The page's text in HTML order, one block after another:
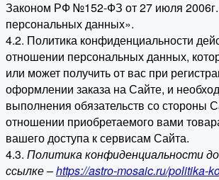
Законом РФ №152-ФЗ от 27 июля
персональных данных».
4.2. Политика конфиденциальности
отношении персональных данных,
или может получить от вас при
оформлении заказа на Сайте, и
выполнения обязательств со стороны
отношении приобретаемого вами
вашего доступа к сервисам Сайта.
4.3. Политика конфиденциальности
ссылке –https://astro-mosaic.ru/politika-